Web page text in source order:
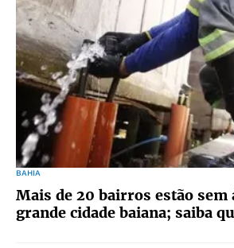
BAHIA
Mais de 20 bairros estão sem
grande cidade baiana; saiba